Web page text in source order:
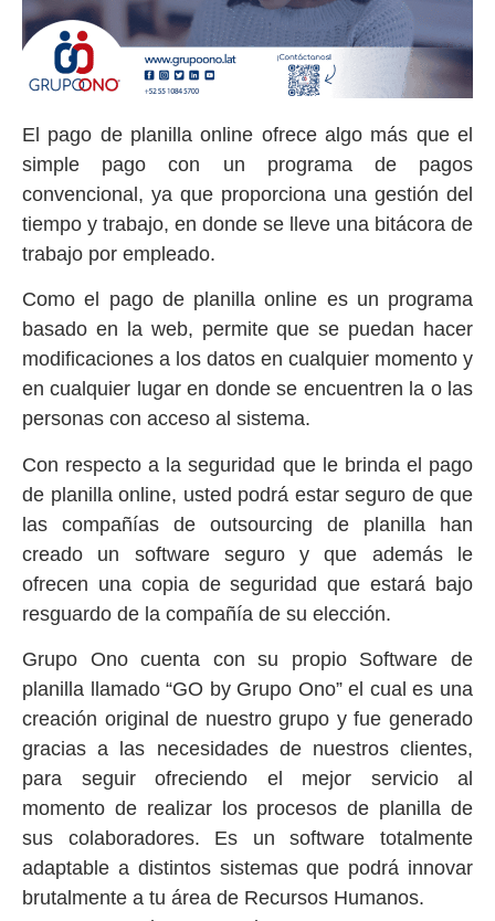
El pago de planilla online ofrece algo más que el
simple pago con un programa de pagos
convencional, ya que proporciona una gestión del
tiempo y trabajo, en donde se lleve una bitácora de
trabajo por empleado.
Como el pago de planilla online es un programa
basado en la web, permite que se puedan hacer
modificaciones a los datos en cualquier momento y
en cualquier lugar en donde se encuentren la o las
personas con acceso al sistema.
Con respecto a la seguridad que le brinda el pago
de planilla online, usted podrá estar seguro de que
las compañías de outsourcing de planilla han
creado un software seguro y que además le
ofrecen una copia de seguridad que estará bajo
resguardo de la compañía de su elección.
Grupo Ono cuenta con su propio Software de
planilla llamado “GO by Grupo Ono” el cual es una
creación original de nuestro grupo y fue generado
gracias a las necesidades de nuestros clientes,
para seguir ofreciendo el mejor servicio al
momento de realizar los procesos de planilla de
sus colaboradores. Es un software totalmente
adaptable a distintos sistemas que podrá innovar
brutalmente a tu área de Recursos Humanos.